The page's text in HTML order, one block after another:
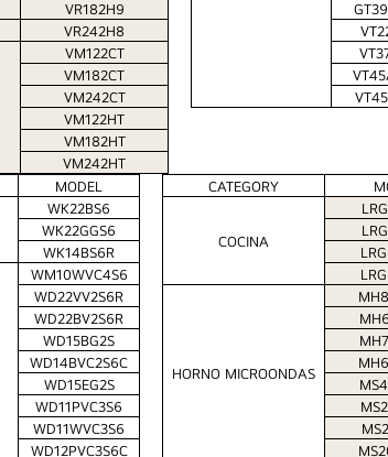
VR182H9
VR242H8
VM122CT
VM182CT
VM242CT
VM122HT
VM182HT
VM242HT
MODEL CATEGORY
WK22BS6
COCINA
WK22GGS6
WK14BS6R
WM10WVC4S6
WD22VV2S6R
HORNO MICROONDAS
WD22BV2S6R
WD15BG2S
WD14BVC2S6C
WD15EG2S
WD11PVC3S6
WD11WVC3S6
WD12PVC3S6C